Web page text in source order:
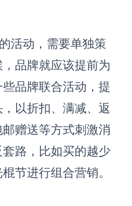
与流程设计
成商业画布
成SWOT分析
活动，需要单独策
品牌就应该提前为
品牌联合活动，提
以折扣、满减、返
赠送等方式刺激消
路，比如买的越少
节进行组合营销。